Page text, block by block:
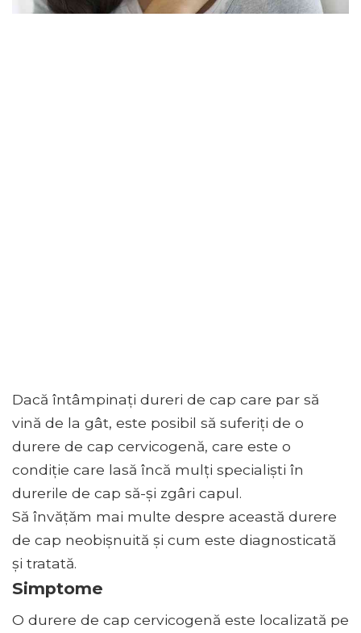
Dacă întâmpinați dureri de cap care par să
vină de la gât, este posibil să suferiți de o
durere de cap cervicogenă, care este o
condiție care lasă încă mulți specialiști în
durerile de cap să-și zgâri capul.
Să învățăm mai multe despre această durere
de cap neobișnuită și cum este diagnosticată
și tratată.
Simptome
O durere de cap cervicogenă este localizată pe